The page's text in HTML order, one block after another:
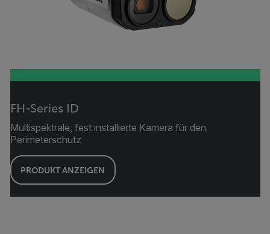
FH-Series ID
Multispektrale, fest installierte Kamera für den
Perimeterschutz
PRODUKT ANZEIGEN